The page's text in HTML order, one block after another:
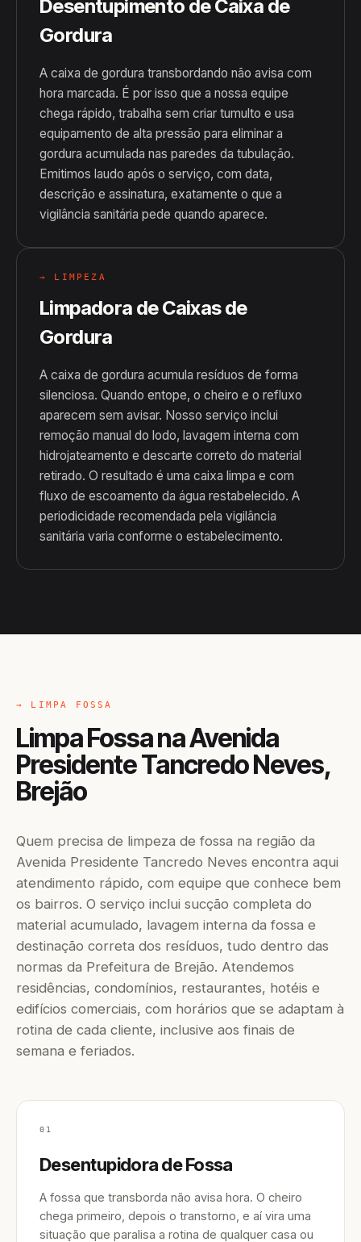
Desentupimento de Caixa de
Gordura
A caixa de gordura transbordando não avisa com
hora marcada. É por isso que a nossa equipe
chega rápido, trabalha sem criar tumulto e usa
equipamento de alta pressão para eliminar a
gordura acumulada nas paredes da tubulação.
Emitimos laudo após o serviço, com data,
descrição e assinatura, exatamente o que a
vigilância sanitária pede quando aparece.
→ LIMPEZA
Limpadora de Caixas de
Gordura
A caixa de gordura acumula resíduos de forma
silenciosa. Quando entope, o cheiro e o refluxo
aparecem sem avisar. Nosso serviço inclui
remoção manual do lodo, lavagem interna com
hidrojateamento e descarte correto do material
retirado. O resultado é uma caixa limpa e com
fluxo de escoamento da água restabelecido. A
periodicidade recomendada pela vigilância
sanitária varia conforme o estabelecimento.
→ LIMPA FOSSA
Limpa Fossa na Avenida
Presidente Tancredo Neves,
Brejão
Quem precisa de limpeza de fossa na região da
Avenida Presidente Tancredo Neves encontra aqui
atendimento rápido, com equipe que conhece bem
os bairros. O serviço inclui sucção completa do
material acumulado, lavagem interna da fossa e
destinação correta dos resíduos, tudo dentro das
normas da Prefeitura de Brejão. Atendemos
residências, condomínios, restaurantes, hotéis e
edifícios comerciais, com horários que se adaptam à
rotina de cada cliente, inclusive aos finais de
semana e feriados.
01
Desentupidora de Fossa
A fossa que transborda não avisa hora. O cheiro
chega primeiro, depois o transtorno, e aí vira uma
situação que paralisa a rotina de qualquer casa ou